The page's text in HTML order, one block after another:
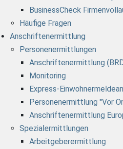
BusinessCheck
Häufige Fragen
Anschriftenermittlung
Personenermittlungen
Anschriftenermittlung
Monitoring
Express-
Personenermittlung "Vor
Anschriftenermittlung
Spezialermittlungen
Arbeitgeberermittlung